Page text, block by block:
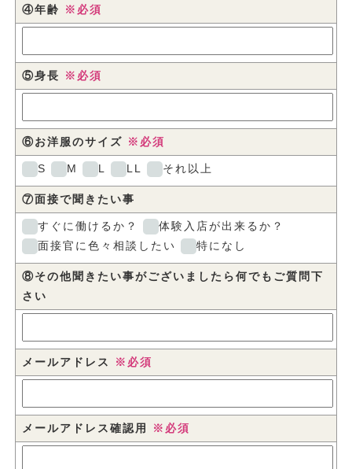
④年齢 ※必須
⑤身長 ※必須
⑥お洋服のサイズ ※必須
S M L LL それ以上
⑦面接で聞きたい事
すぐに働けるか？
体験入店が出来るか？
面接官に色々相談したい
特になし
⑧その他聞きたい事がございましたら何でもご質問下
さい
メールアドレス ※必須
メールアドレス確認用 ※必須